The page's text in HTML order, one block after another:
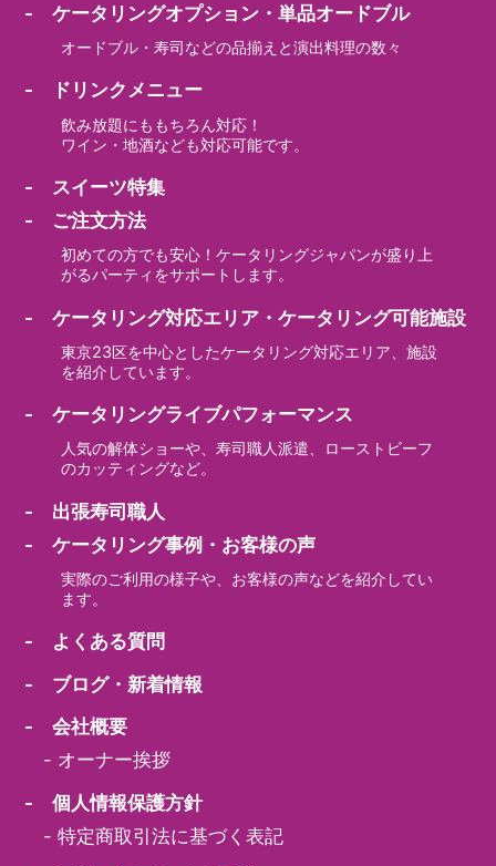
- ケータリングオプション・単品オードブル
オードブル・寿司などの品揃えと演出料理の数々
- ドリンクメニュー
飲み放題にももちろん対応！
ワイン・地酒なども対応可能です。
- スイーツ特集
- ご注文方法
初めての方でも安心！ケータリングジャパンが盛り上
がるパーティをサポートします。
- ケータリング対応エリア・ケータリング可能施設
東京23区を中心としたケータリング対応エリア、施設
を紹介しています。
- ケータリングライブパフォーマンス
人気の解体ショーや、寿司職人派遣、ローストビーフ
のカッティングなど。
- 出張寿司職人
- ケータリング事例・お客様の声
実際のご利用の様子や、お客様の声などを紹介してい
ます。
- よくある質問
- ブログ・新着情報
- 会社概要
- オーナー挨拶
- 個人情報保護方針
-特定商取引法に基づく表記